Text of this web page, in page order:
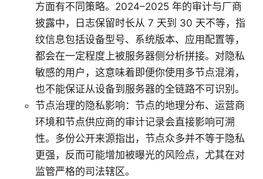
方面有不同策略。2024–2025 年的审计与厂商
披露中，日志保留时长从 7 天到 30 天不等，指
纹信息包括设备型号、系统版本、应用配置等，
都会在一定程度上被服务器侧分析拼接。对隐私
敏感的用户，这意味着即便你使用多节点混淆，
也不能保证从设备到服务器的全链路不可识别。
节点治理的隐私影响：节点的地理分布、运营商
环境和节点供应商的审计记录会直接影响可溯
性。多份公开来源指出，节点众多并不等于隐私
更强，反而可能增加被曝光的风险点，尤其在对
监管严格的司法辖区。